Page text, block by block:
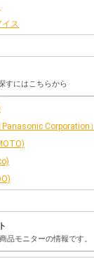
ス
すにはこちらから
Corporation）
モニターの情報です。